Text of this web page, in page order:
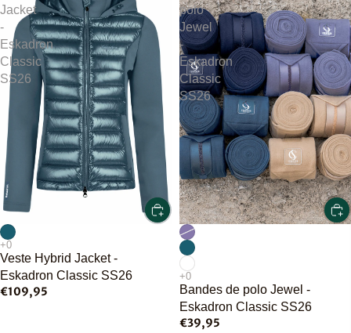
Jacket
-
Eskadron
Classic
SS26
Veste Hybrid Jacket -
Eskadron Classic SS26
€109,95
polo
Jewel
-
Eskadron
Classic
SS26
Bandes de polo Jewel -
Eskadron Classic SS26
€39,95